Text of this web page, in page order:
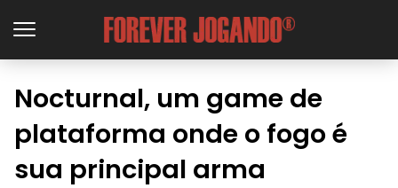
Nocturnal, um game de
plataforma onde o fogo é
sua principal arma